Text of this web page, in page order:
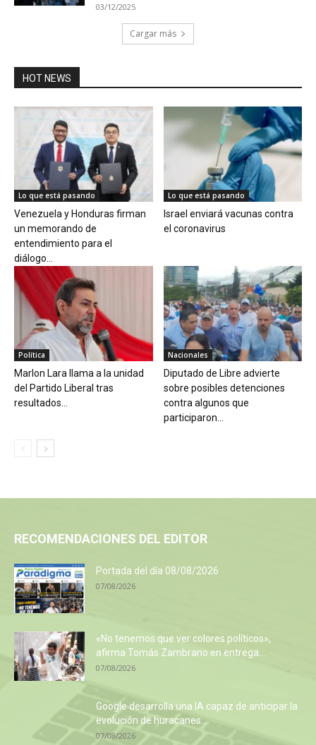
03/12/2025
Cargar más
HOT NEWS
Lo que está pasando
Venezuela y Honduras firman
un memorando de
entendimiento para el
diálogo...
Lo que está pasando
Israel enviará vacunas contra
el coronavirus
Política
Marlon Lara llama a la unidad
del Partido Liberal tras
resultados...
Nacionales
Diputado de Libre advierte
sobre posibles detenciones
contra algunos que
participaron...
RECOMENDACIONES DEL EDITOR
Portada del día 08/08/2026
07/08/2026
«No tenemos que ver colores políticos»,
afirma Tomás Zambrano en entrega...
07/08/2026
Google desarrolla una IA capaz de anticipar la
evolución de huracanes...
07/08/2026